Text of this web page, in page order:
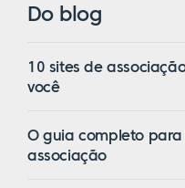
Do blog
10 sites de
você
O guia completo para
associação